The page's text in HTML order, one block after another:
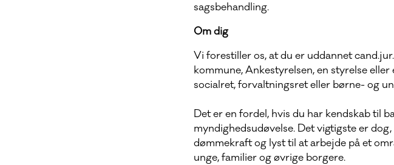
sagsbehandling.
Om dig
Vi forestiller os, at du er uddannet
kommune, Ankestyrelsen, en styrelse
socialret, forvaltningsret eller børne- og
Det er en fordel, hvis du har kendskab til
myndighedsudøvelse. Det vigtigste er
dømmekraft og lyst til at arbejde på et
unge, familier og øvrige borgere.